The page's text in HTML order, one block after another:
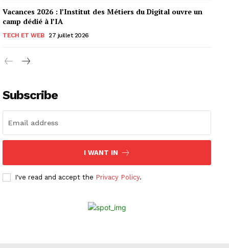
Vacances 2026 : l’Institut des Métiers du Digital ouvre un
camp dédié à l’IA
TECH ET WEB 27 juillet 2026
Subscribe
I WANT IN
I've read and accept the Privacy Policy.